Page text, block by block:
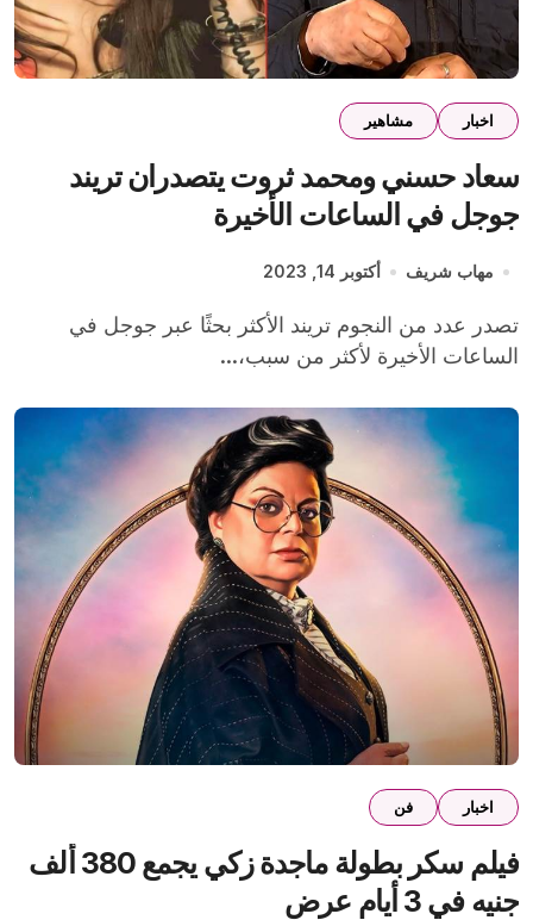
اخبار مشاهير
سعاد حسني ومحمد ثروت يتصدران تريند
جوجل في الساعات الأخيرة
مهاب شريف أكتوبر 14, 2023
تصدر عدد من النجوم تريند الأكثر بحثًا عبر جوجل في
الساعات الأخيرة لأكثر من سبب،...
اخبار فن
فيلم سكر بطولة ماجدة زكي يجمع 380 ألف
جنيه في 3 أيام عرض